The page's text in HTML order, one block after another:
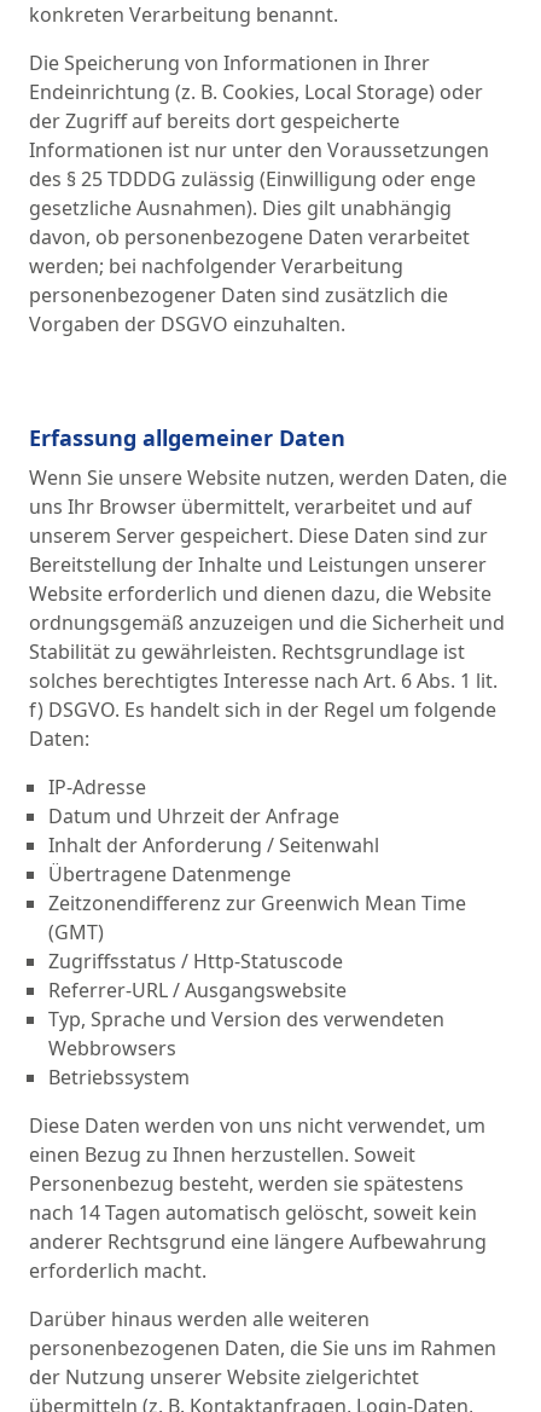
konkreten Verarbeitung benannt.
Die Speicherung von Informationen in Ihrer
Endeinrichtung (z. B. Cookies, Local Storage) oder
der Zugriff auf bereits dort gespeicherte
Informationen ist nur unter den Voraussetzungen
des § 25 TDDDG zulässig (Einwilligung oder enge
gesetzliche Ausnahmen). Dies gilt unabhängig
davon, ob personenbezogene Daten verarbeitet
werden; bei nachfolgender Verarbeitung
personenbezogener Daten sind zusätzlich die
Vorgaben der DSGVO einzuhalten.
Erfassung allgemeiner Daten
Wenn Sie unsere Website nutzen, werden Daten, die
uns Ihr Browser übermittelt, verarbeitet und auf
unserem Server gespeichert. Diese Daten sind zur
Bereitstellung der Inhalte und Leistungen unserer
Website erforderlich und dienen dazu, die Website
ordnungsgemäß anzuzeigen und die Sicherheit und
Stabilität zu gewährleisten. Rechtsgrundlage ist
solches berechtigtes Interesse nach Art. 6 Abs. 1 lit.
f) DSGVO. Es handelt sich in der Regel um folgende
Daten:
IP-Adresse
Datum und Uhrzeit der Anfrage
Inhalt der Anforderung / Seitenwahl
Übertragene Datenmenge
Zeitzonendifferenz zur Greenwich Mean Time
(GMT)
Zugriffsstatus / Http-Statuscode
Referrer-URL / Ausgangswebsite
Typ, Sprache und Version des verwendeten
Webbrowsers
Betriebssystem
Diese Daten werden von uns nicht verwendet, um
einen Bezug zu Ihnen herzustellen. Soweit
Personenbezug besteht, werden sie spätestens
nach 14 Tagen automatisch gelöscht, soweit kein
anderer Rechtsgrund eine längere Aufbewahrung
erforderlich macht.
Darüber hinaus werden alle weiteren
personenbezogenen Daten, die Sie uns im Rahmen
der Nutzung unserer Website zielgerichtet
übermitteln (z. B. Kontaktanfragen, Login-Daten,